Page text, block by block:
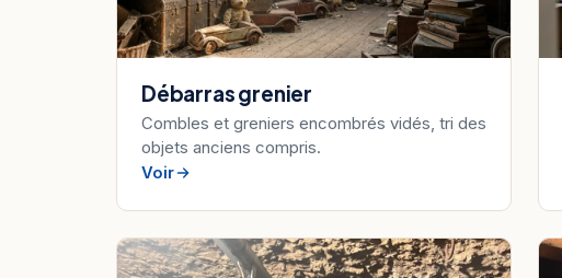
Débarras grenier
Combles et greniers encombrés vidés, tri des
objets anciens compris.
Voir